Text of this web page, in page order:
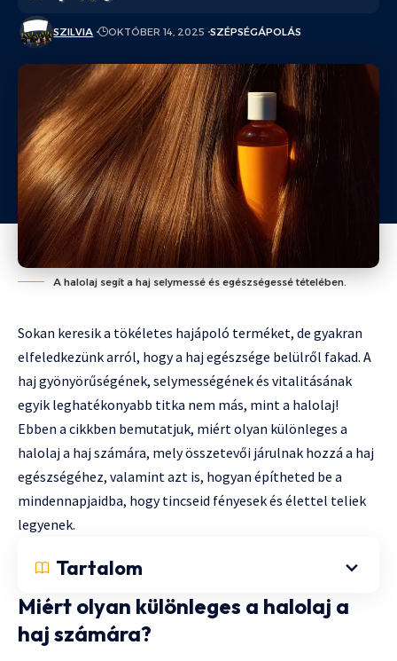
SZILVIA OKTÓBER 14, 2025 SZÉPSÉGÁPOLÁS
A halolaj segít a haj selymessé és egészségessé tételében.
Sokan keresik a tökéletes hajápoló terméket, de gyakran
elfeledkezünk arról, hogy a haj egészsége belülről fakad. A
haj gyönyörűségének, selymességének és vitalitásának
egyik leghatékonyabb titka nem más, mint a halolaj!
Ebben a cikkben bemutatjuk, miért olyan különleges a
halolaj a haj számára, mely összetevői járulnak hozzá a haj
egészségéhez, valamint azt is, hogyan építheted be a
mindennapjaidba, hogy tincseid fényesek és élettel teliek
legyenek.
Tartalom
Miért olyan különleges a halolaj a
haj számára?